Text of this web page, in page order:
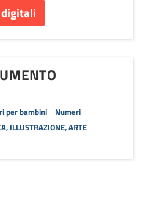
per bambini
Numeri
ILLUSTRAZIONE, ARTE